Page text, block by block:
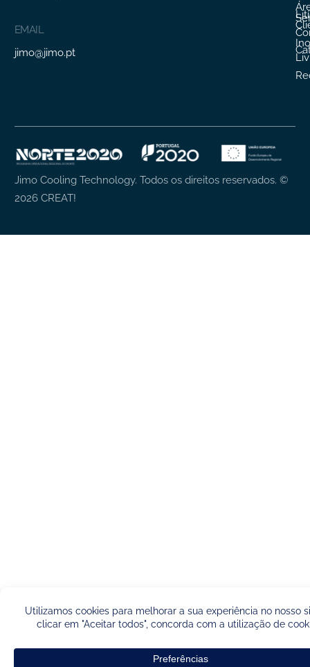
EMAIL
jimo@jimo.pt
Jimo Cooling Technology. Todos os direitos reservados. ©
2026 CREAT!